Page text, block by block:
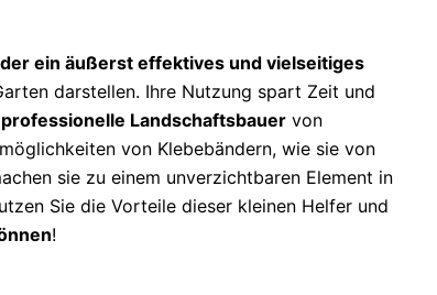
ein äußerst effektives und vielseitiges
darstellen. Ihre Nutzung spart Zeit und
Landschaftsbauer von
von Klebebändern, wie sie von
sie zu einem unverzichtbaren Element in
Sie die Vorteile dieser kleinen Helfer und
!